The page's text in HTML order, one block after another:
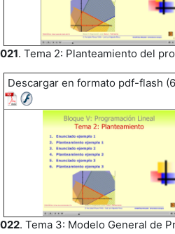
. Tema 2: Planteamiento del
Descargar en formato pdf-flash
. Tema 3: Modelo General de